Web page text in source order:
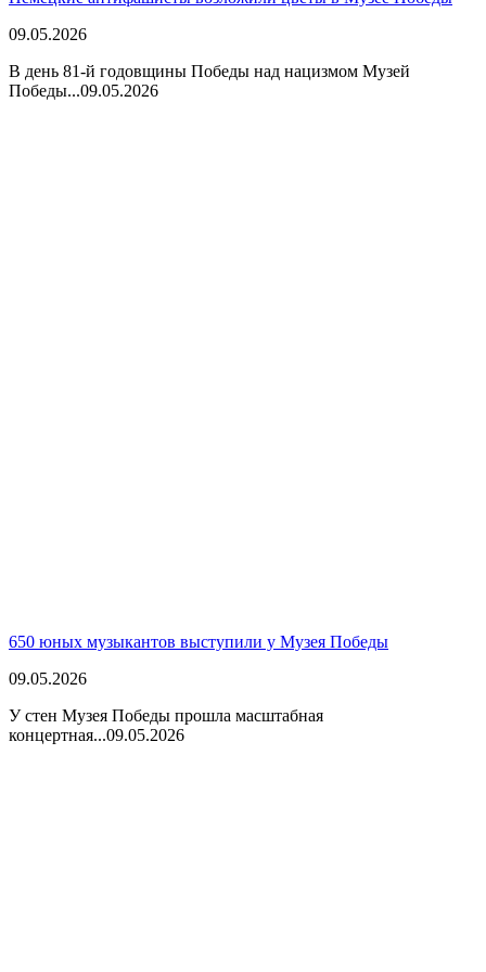
09.05.2026
В день 81-й годовщины Победы над нацизмом Музей
Победы...09.05.2026
650 юных музыкантов выступили у Музея Победы
09.05.2026
У стен Музея Победы прошла масштабная
концертная...09.05.2026